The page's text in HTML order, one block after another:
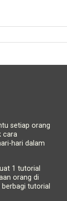
setiap orang
cara
hari dalam
1 tutorial
orang di
tutorial